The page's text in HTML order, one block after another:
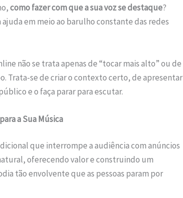
como fazer com que a sua voz se destaque?
em meio ao barulho constante das redes
não se trata apenas de “tocar mais alto” ou de
Trata-se de criar o contexto certo, de apresentar
e o faça parar para escutar.
a Sua Música
que interrompe a audiência com anúncios
oferecendo valor e construindo um
tão envolvente que as pessoas param por